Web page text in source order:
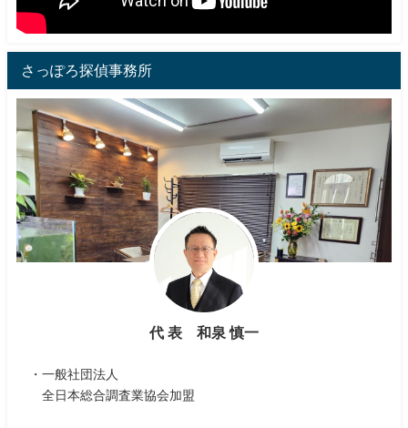
さっぽろ探偵事務所
代 表 和泉 慎一
・一般社団法人
全日本総合調査業協会加盟